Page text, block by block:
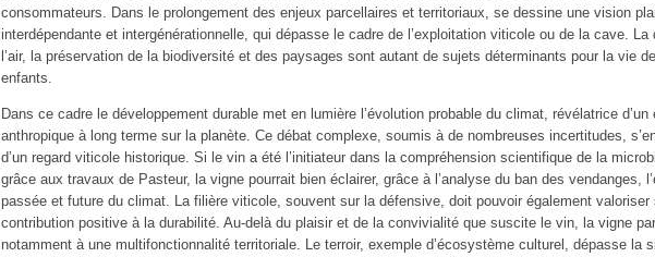
consommateurs. Dans le prolongement des enjeux parcellaires et territoriaux, se dessine une vision
interdépendante et intergénérationnelle, qui dépasse le cadre de l’exploitation viticole ou de la cave. La
l’air, la préservation de la biodiversité et des paysages sont autant de sujets déterminants pour la vie
enfants.
Dans ce cadre le développement durable met en lumière l’évolution probable du climat, révélatrice d’un
anthropique à long terme sur la planète. Ce débat complexe, soumis à de nombreuses incertitudes,
d’un regard viticole historique. Si le vin a été l’initiateur dans la compréhension scientifique de la
grâce aux travaux de Pasteur, la vigne pourrait bien éclairer, grâce à l’analyse du ban des vendanges,
passée et future du climat. La filière viticole, souvent sur la défensive, doit pouvoir également valoriser
contribution positive à la durabilité. Au-delà du plaisir et de la convivialité que suscite le vin, la vigne
notamment à une multifonctionnalité territoriale. Le terroir, exemple d’écosystème culturel, dépasse la